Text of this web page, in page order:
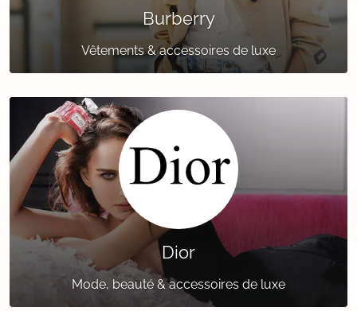
Burberry
Vêtements & accessoires de luxe
Dior
Mode, beauté & accessoires de luxe